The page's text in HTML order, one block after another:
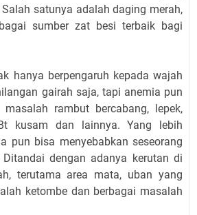
satunya adalah daging merah,
sumber zat besi terbaik bagi
hanya berpengaruh kepada wajah
gairah saja, tapi anemia pun
masalah rambut bercabang, lepek,
kusam dan lainnya. Yang lebih
pun bisa menyebabkan seseorang
dengan adanya kerutan di
terutama area mata, uban yang
ketombe dan berbagai masalah